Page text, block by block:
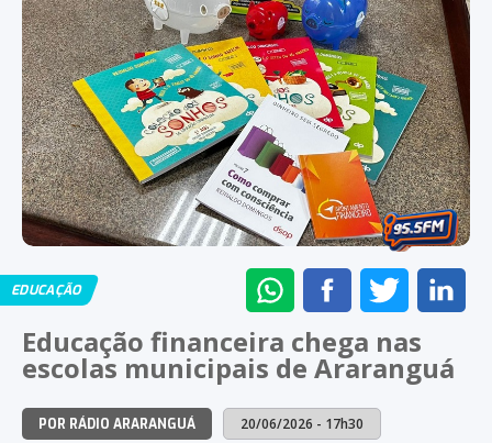
EDUCAÇÃO
ENVIAR
NO
WHATSAPP
COMPARTILHAR
NO
FACEBOOK
NO
TWITTER
Educação financeira chega nas
escolas municipais de Araranguá
POR RÁDIO ARARANGUÁ 20/06/2026 - 17h30